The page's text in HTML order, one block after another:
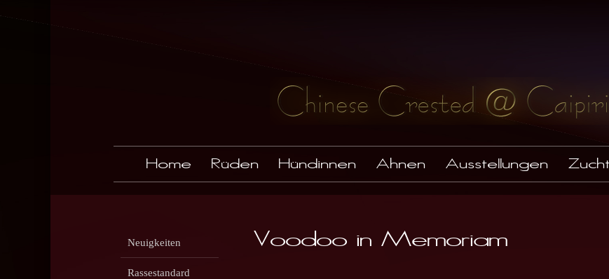
Home Rüden Hündinnen Ahnen Ausstellungen
Neuigkeiten
Rassestandard
Voodoo in Memoriam